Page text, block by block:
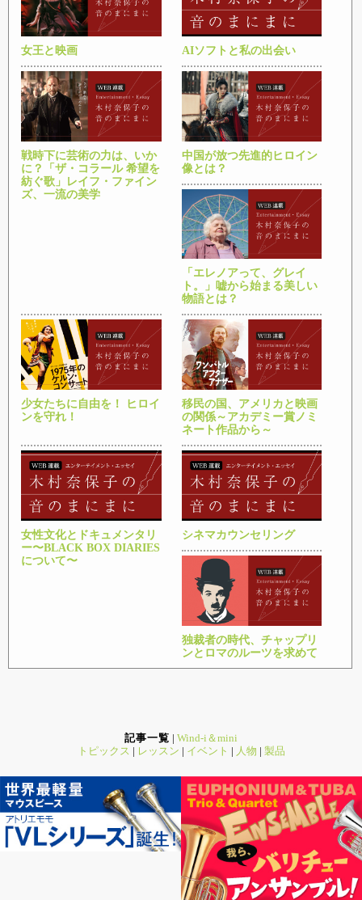
女王と映画 AIソフトと私の出会い
戦時下に芸術の力は、いか
に？「ザ・コラール 希望を
紡ぐ歌」レイフ・ファイン
ズ、一流の美学
中国が放つ先進的ヒロイン
像とは？
「エレノアって、グレイ
ト。」嘘から始まる美しい
物語とは？
少女たちに自由を！ ヒロイ
ンを守れ！
移民の国、アメリカと映画
の関係～アカデミー賞ノミ
ネート作品から～
女性文化とドキュメンタリ
ー〜BLACK BOX DIARIES
について〜
シネマカウンセリング
独裁者の時代、チャップリ
ンとロマのルーツを求めて
記事一覧 | Wind-i＆mini
トピックス | レッスン | イベント | 人物 | 製品